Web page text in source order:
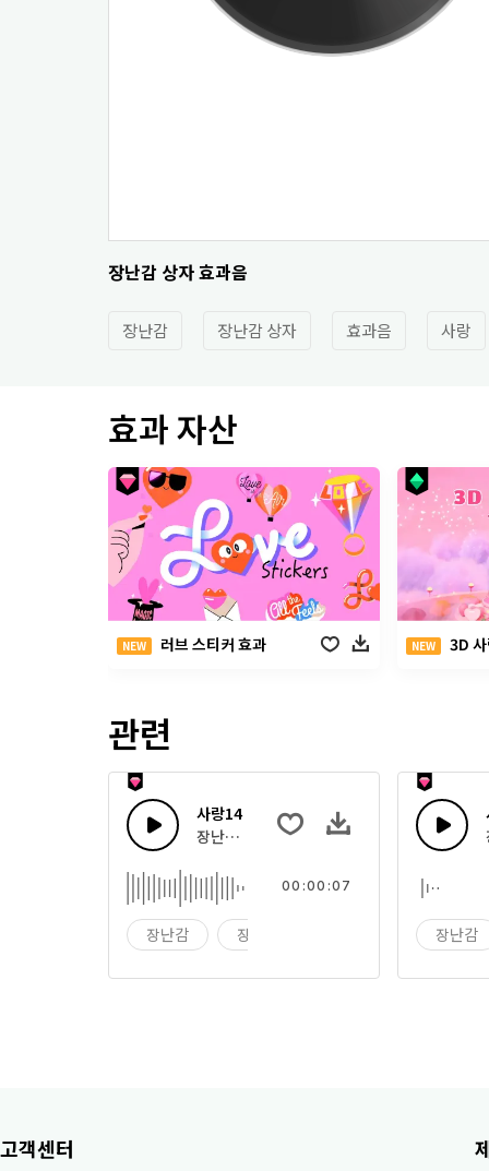
장난감 상자 효과음
장난감 장난감 상자 효과음 사랑
효과 자산
NEW 러브 스티커 효과 NEW 3D
관련
사랑14
장난감 상자 효과음
장난감 장난감 상자
00:00:07
장난감
고객센터